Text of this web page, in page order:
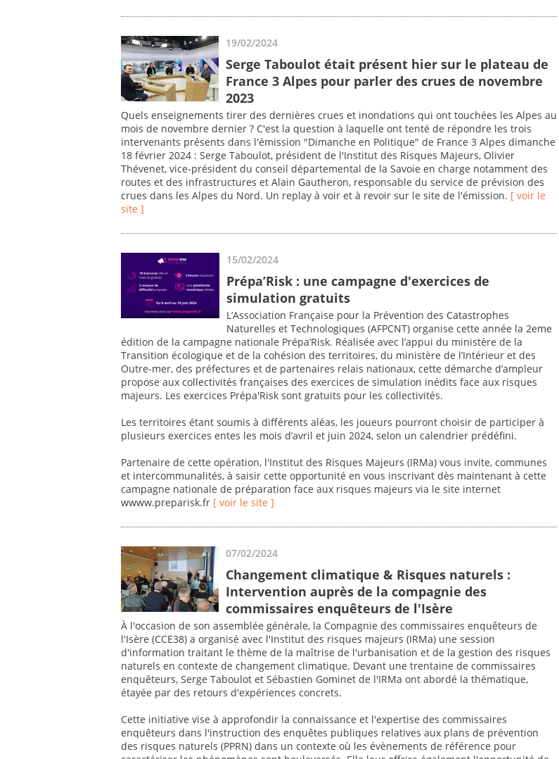
19/02/2024
Serge Taboulot était présent hier sur le plateau de
France 3 Alpes pour parler des crues de novembre
2023
Quels enseignements tirer des dernières crues et inondations qui ont touchées les Alpes au
mois de novembre dernier ? C'est la question à laquelle ont tenté de répondre les trois
intervenants présents dans l'émission "Dimanche en Politique" de France 3 Alpes dimanche
18 février 2024 : Serge Taboulot, président de l'Institut des Risques Majeurs, Olivier
Thévenet, vice-président du conseil départemental de la Savoie en charge notamment des
routes et des infrastructures et Alain Gautheron, responsable du service de prévision des
crues dans les Alpes du Nord. Un replay à voir et à revoir sur le site de l'émission. [ voir le
site ]
15/02/2024
Prépa’Risk : une campagne d'exercices de
simulation gratuits
L’Association Française pour la Prévention des Catastrophes
Naturelles et Technologiques (AFPCNT) organise cette année la 2eme
édition de la campagne nationale Prépa’Risk. Réalisée avec l’appui du ministère de la
Transition écologique et de la cohésion des territoires, du ministère de l’Intérieur et des
Outre-mer, des préfectures et de partenaires relais nationaux, cette démarche d’ampleur
propose aux collectivités françaises des exercices de simulation inédits face aux risques
majeurs. Les exercices Prépa'Risk sont gratuits pour les collectivités.
Les territoires étant soumis à différents aléas, les joueurs pourront choisir de participer à
plusieurs exercices entes les mois d’avril et juin 2024, selon un calendrier prédéfini.
Partenaire de cette opération, l'Institut des Risques Majeurs (IRMa) vous invite, communes
et intercommunalités, à saisir cette opportunité en vous inscrivant dès maintenant à cette
campagne nationale de préparation face aux risques majeurs via le site internet
wwww.preparisk.fr [ voir le site ]
07/02/2024
Changement climatique & Risques naturels :
Intervention auprès de la compagnie des
commissaires enquêteurs de l'Isère
À l'occasion de son assemblée générale, la Compagnie des commissaires enquêteurs de
l'Isère (CCE38) a organisé avec l'Institut des risques majeurs (IRMa) une session
d'information traitant le thème de la maîtrise de l'urbanisation et de la gestion des risques
naturels en contexte de changement climatique. Devant une trentaine de commissaires
enquêteurs, Serge Taboulot et Sébastien Gominet de l'IRMa ont abordé la thématique,
étayée par des retours d'expériences concrets.
Cette initiative vise à approfondir la connaissance et l'expertise des commissaires
enquêteurs dans l'instruction des enquêtes publiques relatives aux plans de prévention
des risques naturels (PPRN) dans un contexte où les évènements de référence pour